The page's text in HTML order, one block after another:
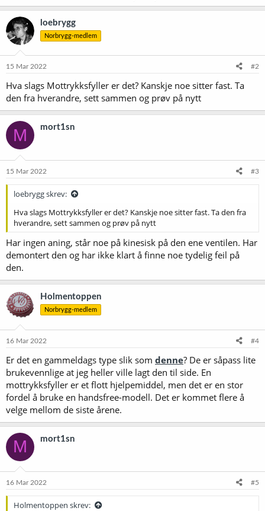
loebrygg
Norbrygg-medlem
15 Mar 2022 #2
Hva slags Mottrykksfyller er det? Kanskje noe sitter fast. Ta
den fra hverandre, sett sammen og prøv på nytt
M mort1sn
15 Mar 2022 #3
loebrygg skrev:
Hva slags Mottrykksfyller er det? Kanskje noe sitter fast. Ta den fra
hverandre, sett sammen og prøv på nytt
Har ingen aning, står noe på kinesisk på den ene ventilen. Har
demontert den og har ikke klart å finne noe tydelig feil på
den.
Holmentoppen
Norbrygg-medlem
16 Mar 2022 #4
Er det en gammeldags type slik som denne? De er såpass lite
brukevennlige at jeg heller ville lagt den til side. En
mottrykksfyller er et flott hjelpemiddel, men det er en stor
fordel å bruke en handsfree-modell. Det er kommet flere å
velge mellom de siste årene.
M mort1sn
16 Mar 2022 #5
Holmentoppen skrev: